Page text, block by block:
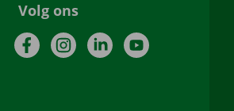
Volg ons
FacebookInstagramLinkedInYouTube